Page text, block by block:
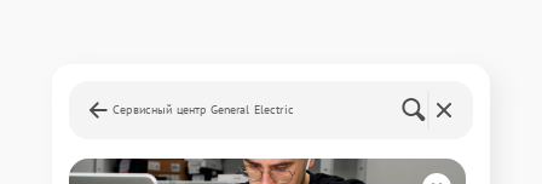
Сервисный центр General Electric